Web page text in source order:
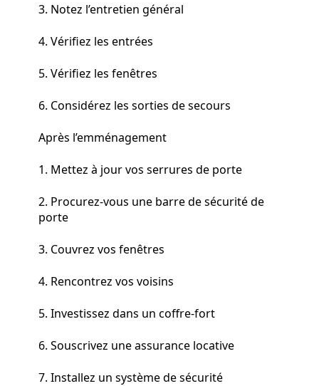
3. Notez l’entretien général
4. Vérifiez les entrées
5. Vérifiez les fenêtres
6. Considérez les sorties de secours
Après l’emménagement
1. Mettez à jour vos serrures de porte
2. Procurez-vous une barre de sécurité de
porte
3. Couvrez vos fenêtres
4. Rencontrez vos voisins
5. Investissez dans un coffre-fort
6. Souscrivez une assurance locative
7. Installez un système de sécurité